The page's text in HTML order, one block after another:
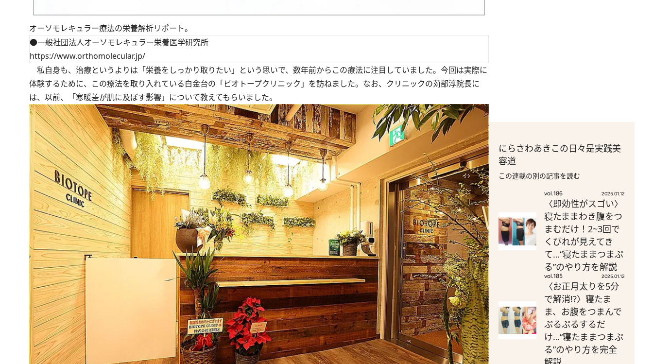
オーソモレキュラー療法の栄養解析リポート。
●一般社団法人オーソモレキュラー栄養医学研究所
https://www.orthomolecular.jp/
私自身も、治療というよりは「栄養をしっかり取りたい」という思いで、数年前からこの療法に注目していました。今回は実際に
体験するために、この療法を取り入れている白金台の「ビオトープクリニック」を訪ねました。なお、クリニックの苅部淳院長に
は、以前、「寒暖差が肌に及ぼす影響」について教えてもらいました。
にらさわあきこの日々是実践美
容道
この連載の別の記事を読む
vol.186 2025.01.12
〈即効性がスゴい〉
寝たままわき腹をつ
まむだけ！2~3回で
くびれが見えてき
て…“寝たままつまぷ
る”のやり方を解説
vol.185 2025.01.12
〈お正月太りを5分
で解消!?〉寝たま
ま、お腹をつまんで
ぷるぷるするだ
け…“寝たままつまぷ
る”のやり方を完全